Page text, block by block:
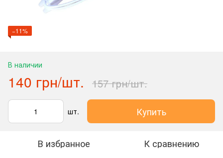
−11%
В наличии
140 грн/шт. 157 грн/шт.
шт. Купить
В избранное К сравнению